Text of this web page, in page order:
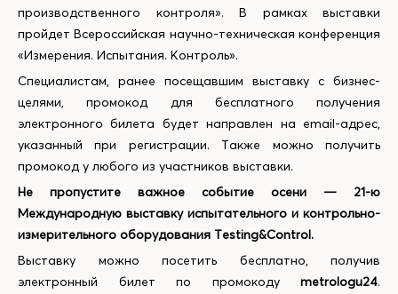
производственного контроля». В рамках выставки
пройдет Всероссийская научно-техническая конференция
«Измерения. Испытания. Контроль».
Специалистам, ранее посещавшим выставку с бизнес-
целями, промокод для бесплатного получения
электронного билета будет направлен на email-адрес,
указанный при регистрации. Также можно получить
промокод у любого из участников выставки.
Не пропустите важное событие осени — 21-ю
Международную выставку испытательного и контрольно-
измерительного оборудования Testing&Control.
Выставку можно посетить бесплатно, получив
электронный билет по промокоду metrologu24.